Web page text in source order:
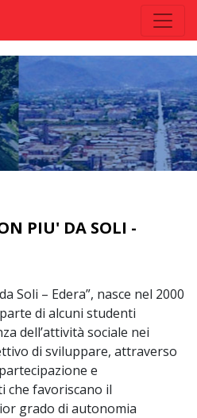
PIU' DA SOLI -
Soli – Edera”, nasce nel 2000
di alcuni studenti
dell’attività sociale nei
di sviluppare, attraverso
e
favoriscano il
grado di autonomia